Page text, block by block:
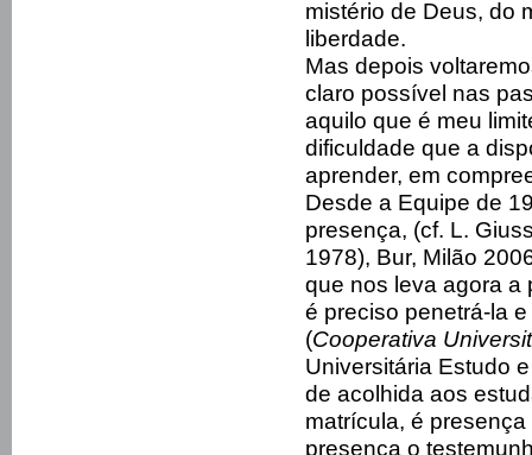
mistério de Deus, do
liberdade.
Mas depois
claro possível nas
aquilo que é meu
dificuldade que a
aprender, em
Desde a Equipe de
presença, (cf. L.
1978), Bur, Milão
que nos leva agora a
é preciso penetrá-la
(Cooperativa
Universitária Estudo
de acolhida aos
matrícula, é
presença o